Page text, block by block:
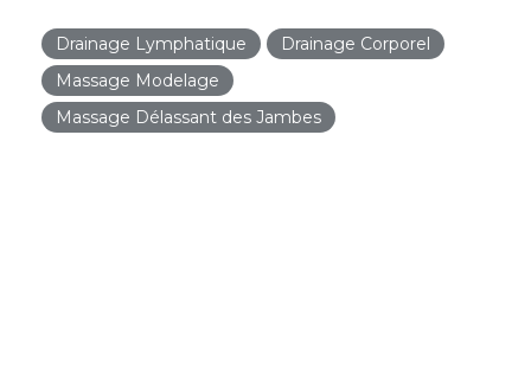
Drainage Lymphatique
Drainage Corporel
Massage Modelage
Massage Délassant des Jambes